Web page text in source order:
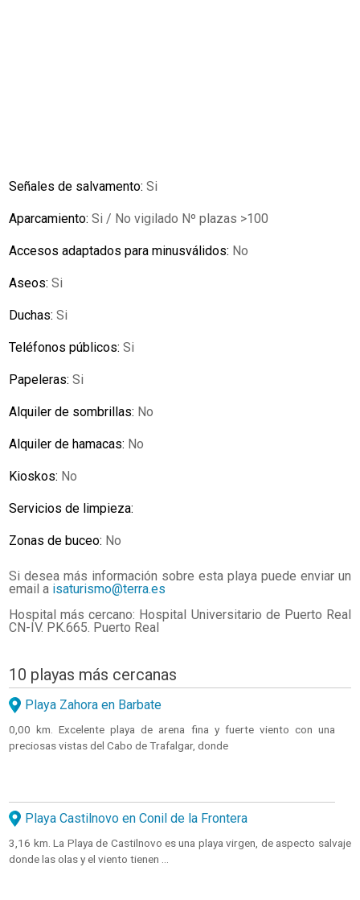
Señales de salvamento:Si
Aparcamiento:Si / No vigilado Nº plazas >100
Accesos adaptados para minusválidos: No
Aseos:Si
Duchas:Si
Teléfonos públicos:Si
Papeleras:Si
Alquiler de sombrillas: No
Alquiler de hamacas: No
Kioskos: No
Servicios de limpieza:
Zonas de buceo: No
Si desea más información sobre esta playa puede enviar un
email a isaturismo@terra.es
Hospital más cercano: Hospital Universitario de Puerto Real
CN-IV. PK.665. Puerto Real
10 playas más cercanas
Playa Zahora en Barbate
0,00 km. Excelente playa de arena fina y fuerte viento con una
preciosas vistas del Cabo de Trafalgar, donde
Playa Castilnovo en Conil de la Frontera
3,16 km. La Playa de Castilnovo es una playa virgen, de aspecto salvaje
donde las olas y el viento tienen ...